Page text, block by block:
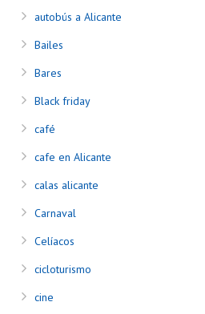
autobús a Alicante
Bailes
Bares
Black friday
café
cafe en Alicante
calas alicante
Carnaval
Celíacos
cicloturismo
cine